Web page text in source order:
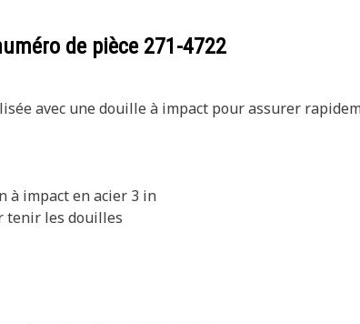
de pièce 271-4722
avec une douille à impact pour assurer
à impact en acier 3 in
tenir les douilles